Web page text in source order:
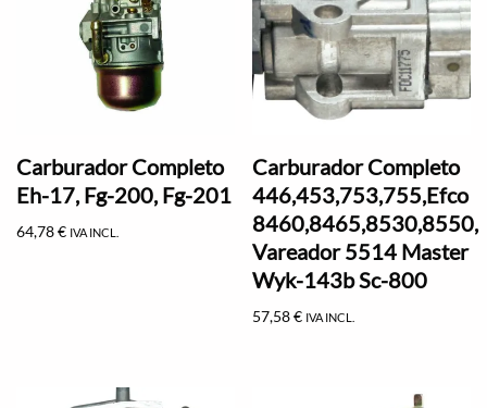
Carburador Completo
Eh-17, Fg-200, Fg-201
64,78€ IVA INCL.
Carburador Completo
446,453,753,755,Efco
8460,8465,8530,8550,
Vareador 5514 Master
Wyk-143b Sc-800
57,58€ IVA INCL.